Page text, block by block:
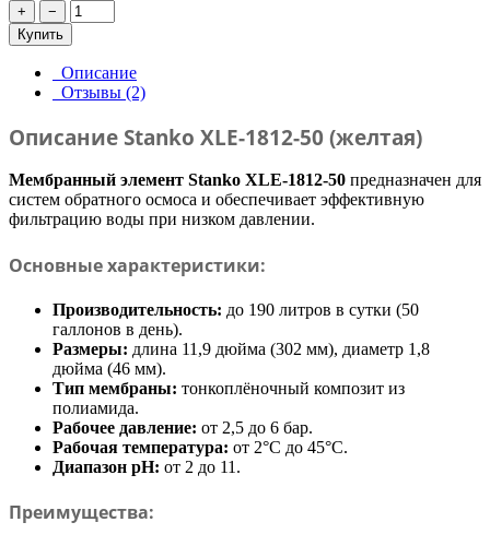
+
−
Купить
Описание
Отзывы (2)
Описание Stanko XLE-1812-50 (желтая)
Мембранный элемент Stanko XLE-1812-50 предназначен для
систем обратного осмоса и обеспечивает эффективную
фильтрацию воды при низком давлении.
Основные характеристики:
Производительность: до 190 литров в сутки (50
галлонов в день).
Размеры: длина 11,9 дюйма (302 мм), диаметр 1,8
дюйма (46 мм).
Тип мембраны: тонкоплёночный композит из
полиамида.
Рабочее давление: от 2,5 до 6 бар.
Рабочая температура: от 2°C до 45°C.
Диапазон pH: от 2 до 11.
Преимущества: